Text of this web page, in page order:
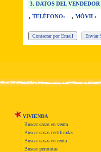
3. DATOS DEL VENDEDOR
, TELÉFONO: - , MÓVIL: -
VIVIENDA
Buscar casas en venta
Buscar casas certificadas
Buscar casas en renta
Buscar permutas